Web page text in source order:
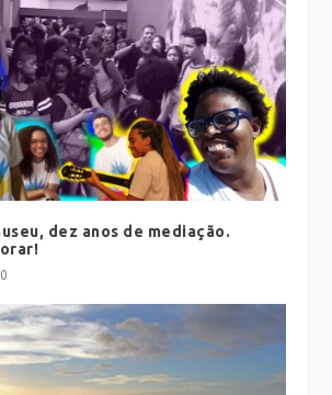
dez anos de mediação.